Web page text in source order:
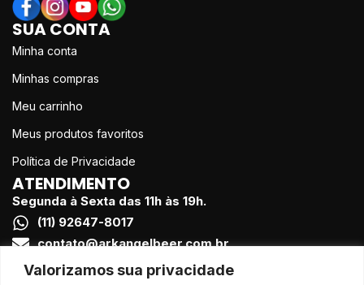
Valorizamos sua privacidade
SUA CONTA
Minha conta
Minhas compras
Meu carrinho
Meus produtos favoritos
Política de Privacidade
ATENDIMENTO
Segunda à Sexta das 11h às 19h.
(11) 92647-8017
contato@arkangelbeer.com.br
FORMAS DE PAGAMENTO